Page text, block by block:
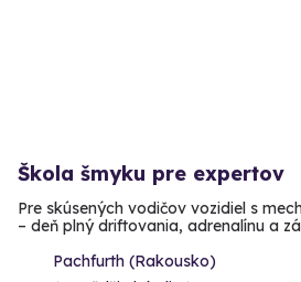
Škola šmyku pre expertov
Pre skúsených vodičov vozidiel s
– deň plný driftovania, adrenalínu a
Pachfurth (Rakousko)